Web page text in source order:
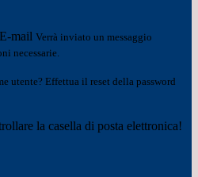
E-mail Verrà inviato un messaggio
necessarie.
utente? Effettua il reset della password
la casella di posta elettronica!